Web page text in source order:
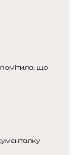
що